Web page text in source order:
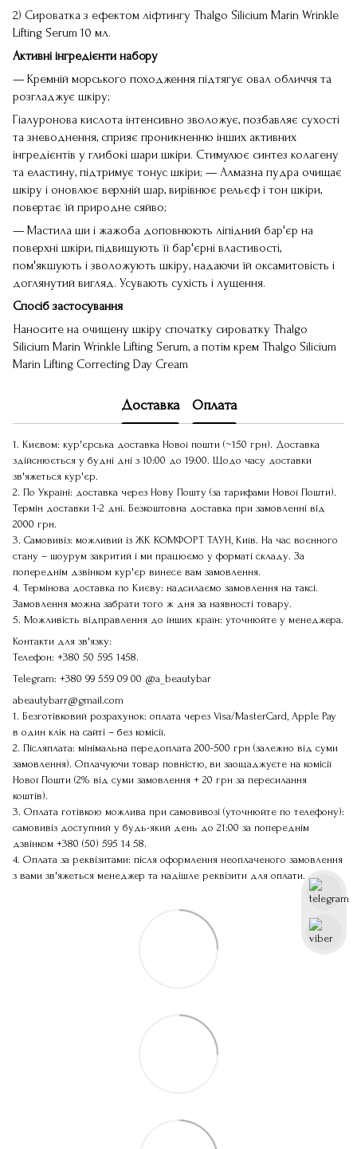
2) Сироватка з ефектом ліфтингу Thalgo Silicium Marin Wrinkle
Lifting Serum 10 мл.
Активні інгредієнти набору
— Кремній морського походження підтягує овал обличчя та
розгладжує шкіру;
Гіалуронова кислота інтенсивно зволожує, позбавляє сухості
та зневоднення, сприяє проникненню інших активних
інгредієнтів у глибокі шари шкіри. Стимулює синтез колагену
та еластину, підтримує тонус шкіри; — Алмазна пудра очищає
шкіру і оновлює верхній шар, вирівнює рельєф і тон шкіри,
повертає їй природне сяйво;
— Мастила ши і жажоба доповнюють ліпідний бар'єр на
поверхні шкіри, підвищують її бар'єрні властивості,
пом'якшують і зволожують шкіру, надаючи їй оксамитовість і
доглянутий вигляд. Усувають сухість і лущення.
Спосіб застосування
Наносите на очищену шкіру спочатку сироватку Thalgo
Silicium Marin Wrinkle Lifting Serum, а потім крем Thalgo Silicium
Marin Lifting Correcting Day Cream
Доставка Оплата
1. Києвом: кур'єрська доставка Нової пошти (~150 грн). Доставка
здійснюється у будні дні з 10:00 до 19:00. Щодо часу доставки
зв'яжеться кур'єр.
2. По Україні: доставка через Нову Пошту (за тарифами Нової Пошти).
Термін доставки 1-2 дні. Безкоштовна доставка при замовленні від
2000 грн.
3. Самовивіз: можливий із ЖК КОМФОРТ ТАУН, Київ. На час воєнного
стану – шоурум закритий і ми працюємо у форматі складу. За
попереднім дзвінком кур'єр винесе вам замовлення.
4. Термінова доставка по Києву: надсилаємо замовлення на таксі.
Замовлення можна забрати того ж дня за наявності товару.
5. Можливість відправлення до інших країн: уточнюйте у менеджера.
Контакти для зв'язку:
Телефон: +380 50 595 1458.
Telegram: +380 99 559 09 00 @a_beautybar
abeautybarr@gmail.com
1. Безготівковий розрахунок: оплата через Visa/MasterCard, Apple Pay
в один клік на сайті – без комісії.
2. Післяплата: мінімальна передоплата 200-500 грн (залежно від суми
замовлення). Оплачуючи товар повністю, ви заощаджуєте на комісії
Нової Пошти (2% від суми замовлення + 20 грн за пересилання
коштів).
3. Оплата готівкою можлива при самовивозі (уточнюйте по телефону):
самовивіз доступний у будь-який день до 21:00 за попереднім
дзвінком +380 (50) 595 14 58.
4. Оплата за реквізитами: після оформлення неоплаченого замовлення
з вами зв'яжеться менеджер та надішле реквізити для оплати.